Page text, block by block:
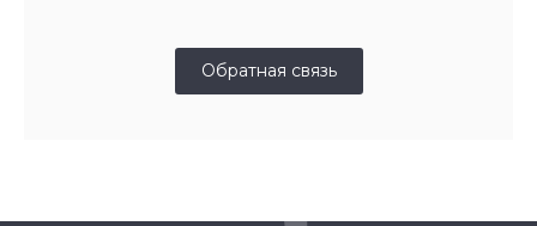
Обратная связь